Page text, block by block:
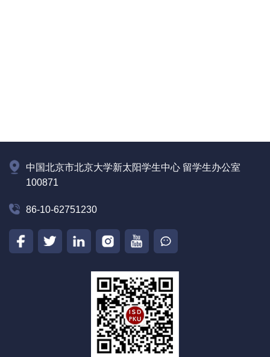
中国北京市北京大学新太阳学生中心 留学生办公室
100871
86-10-62751230